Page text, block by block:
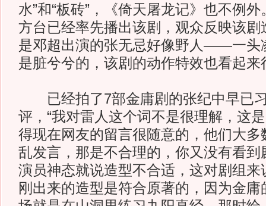
水”和“板砖”，《倚天屠龙记》也不例
方台已经率先播出该剧，观众反映该剧
是邓超出演的张无忌好像野人——一头
是脏兮兮的，该剧的动作特效也看起来
已经拍了7部金庸剧的张纪中早已
评，“我对雷人这个词不是很理解，这
得现在网友的留言很随意的，他们大多
乱发言，那是不合理的，你又没有看到
演员神态就说造型不合适，这对剧组来
刚出来的造型是符合原著的，因为金